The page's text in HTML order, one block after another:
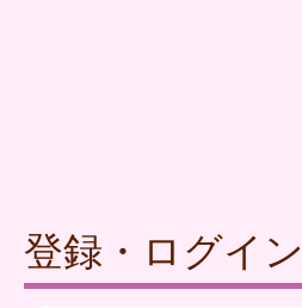
登録・ログイン